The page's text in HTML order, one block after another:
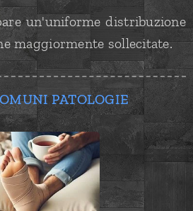
un'uniforme distribuzione
maggiormente sollecitate.
PATOLOGIE